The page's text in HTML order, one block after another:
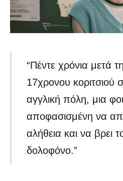
“Πέντε χρόνια μετά
17χρονου κοριτσιού
αγγλική πόλη, μια
αποφασισμένη να
αλήθεια και να βρει
δολοφόνο.”